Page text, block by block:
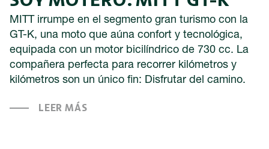
MITT irrumpe en el segmento gran turismo con la
GT-K, una moto que aúna confort y tecnológica,
equipada con un motor bicilíndrico de 730 cc. La
compañera perfecta para recorrer kilómetros y
kilómetros son un único fin: Disfrutar del camino.
LEER MÁS